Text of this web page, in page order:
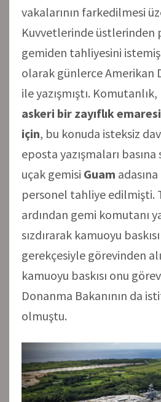
vakalarının farkedilmesi
Kuvvetlerinde üstlerinden
gemiden tahliyesini
olarak günlerce Amerikan
ile yazışmıştı.
askeri bir zayıflık
için, bu konuda isteksiz
eposta yazışmaları basına
uçak gemisi Guam
personel tahliye edilmişti.
ardından gemi komutanı
sızdırarak kamuoyu
gerekçesiyle görevinden
kamuoyu baskısı onu
Donanma Bakanının da
olmuştu.